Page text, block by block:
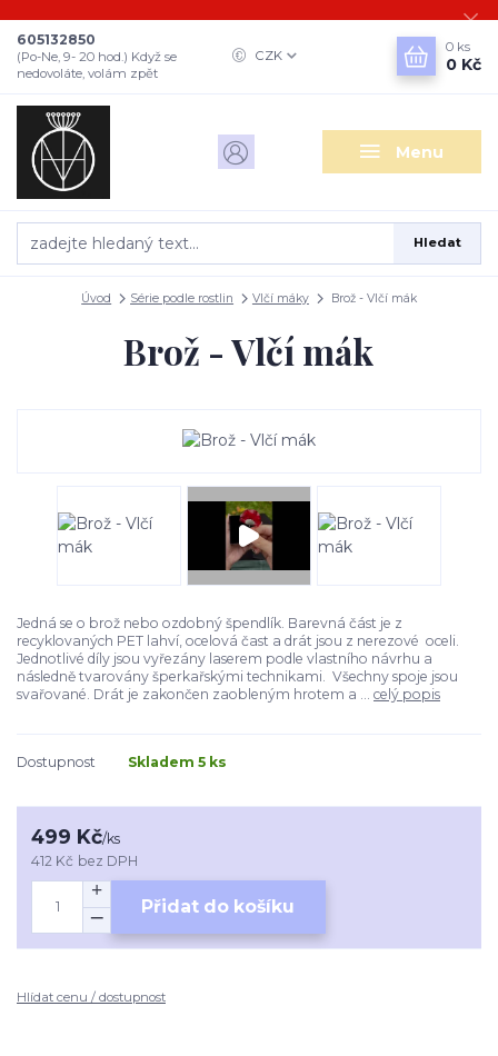
Menu
CZK
Hledat
605132850
(Po-Ne, 9- 20 hod.) Když se
nedovoláte, volám zpět
0 ks
0 Kč
Úvod Série podle rostlin Vlčí máky Brož - Vlčí mák
Brož - Vlčí mák
Jedná se o brož nebo ozdobný špendlík. Barevná část je z
recyklovaných PET lahví, ocelová čast a drát jsou z nerezové oceli.
Jednotlivé díly jsou vyřezány laserem podle vlastního návrhu a
následně tvarovány šperkařskými technikami. Všechny spoje jsou
svařované. Drát je zakončen zaobleným hrotem a ... celý popis
Dostupnost Skladem 5 ks
499 Kč/ks
412 Kč bez DPH
Přidat do košíku
Hlídat cenu / dostupnost